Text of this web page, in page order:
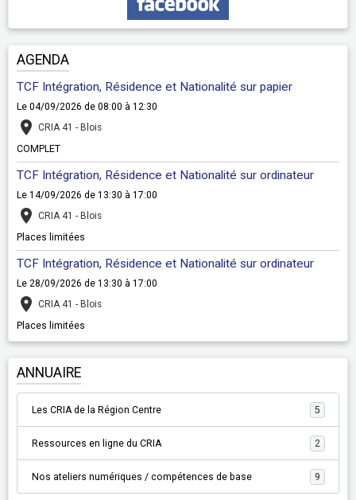
AGENDA
TCF Intégration, Résidence et Nationalité sur papier
Le 04/09/2026 de 08:00 à 12:30
CRIA 41 - Blois
COMPLET
TCF Intégration, Résidence et Nationalité sur ordinateur
Le 14/09/2026 de 13:30 à 17:00
CRIA 41 - Blois
Places limitées
TCF Intégration, Résidence et Nationalité sur ordinateur
Le 28/09/2026 de 13:30 à 17:00
CRIA 41 - Blois
Places limitées
ANNUAIRE
Les CRIA de la Région Centre 5
Ressources en ligne du CRIA 2
Nos ateliers numériques / compétences de base 9